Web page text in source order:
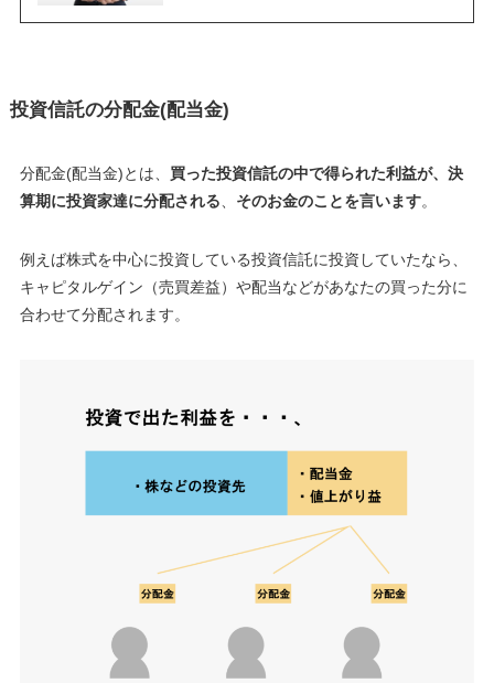
投資信託の分配金(配当金)
分配金(配当金)とは、 買った投資信託の中で得られた利益が、決
算期に投資家達に分配される
そのお金のことを言います。
例えば株式を中心に投資している投資信託に投資していたなら、
キャピタルゲイン（売買差益）や配当などがあなたの買った分に
合わせて分配されます。